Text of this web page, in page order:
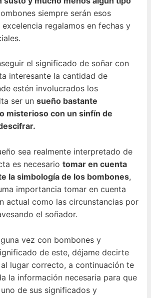
siempre serán esos
regalamos en fechas y
el significado de soñar con
interesante la cantidad de
estén involucrados los
ser un sueño bastante
misterioso con un sinfín de
sea realmente interpretado de
es necesario tomar en cuenta
la simbología de los bombones,
importancia tomar en cuenta
actual como las circunstancias por
el soñador.
vez con bombones y
de este, déjame decirte
lugar correcto, a continuación te
la información necesaria para que
de sus significados y